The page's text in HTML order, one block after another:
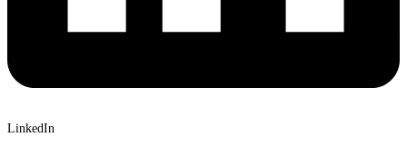
LinkedIn